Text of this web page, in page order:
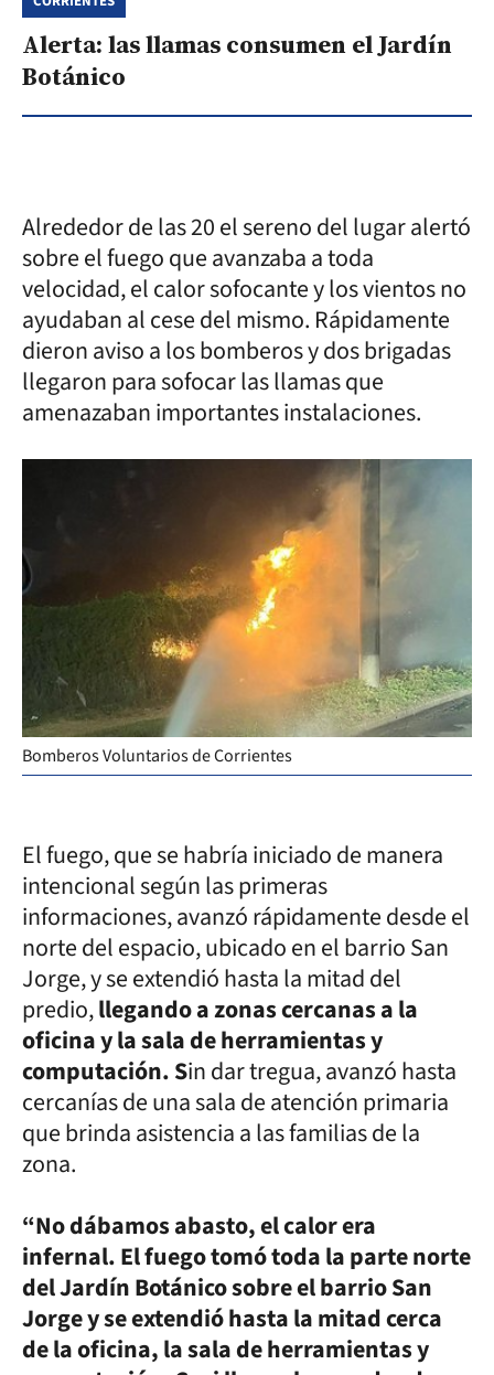
Alerta: las llamas consumen el Jardín
Botánico
Alrededor de las 20 el sereno del lugar alertó
sobre el fuego que avanzaba a toda
velocidad, el calor sofocante y los vientos no
ayudaban al cese del mismo. Rápidamente
dieron aviso a los bomberos y dos brigadas
llegaron para sofocar las llamas que
amenazaban importantes instalaciones.
Bomberos Voluntarios de Corrientes
El fuego, que se habría iniciado de manera
intencional según las primeras
informaciones, avanzó rápidamente desde el
norte del espacio, ubicado en el barrio San
Jorge, y se extendió hasta la mitad del
predio,llegando a zonas cercanas a la
oficina y la sala de herramientas y
computación. Sin dar tregua, avanzó hasta
cercanías de una sala de atención primaria
que brinda asistencia a las familias de la
zona.
“No dábamos abasto, el calor era
infernal. El fuego tomó toda la parte norte
del Jardín Botánico sobre el barrio San
Jorge y se extendió hasta la mitad cerca
de la oficina, la sala de herramientas y